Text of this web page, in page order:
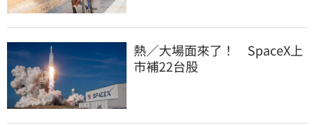
熱／大場面來了！　SpaceX上
市補22台股